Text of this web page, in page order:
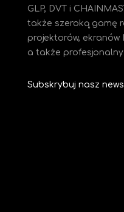
GLP, DVT i
także szeroką gamę
projektorów, ekranów
a także
Subskrybuj nasz